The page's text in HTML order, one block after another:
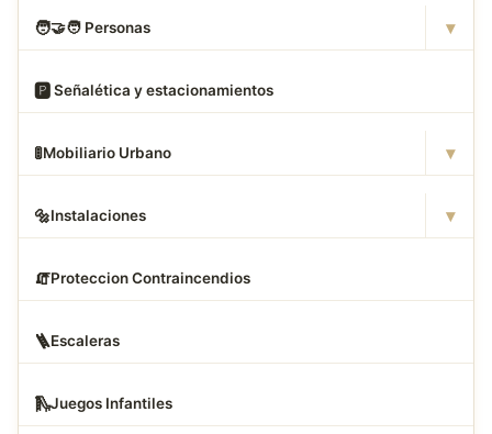
🧑‍🤝‍🧑 Personas ▾
🅿️ Señalética y estacionamientos
🚦Mobiliario Urbano ▾
🔩Instalaciones ▾
🧯Proteccion Contraincendios
🪜Escaleras
🛝Juegos Infantiles